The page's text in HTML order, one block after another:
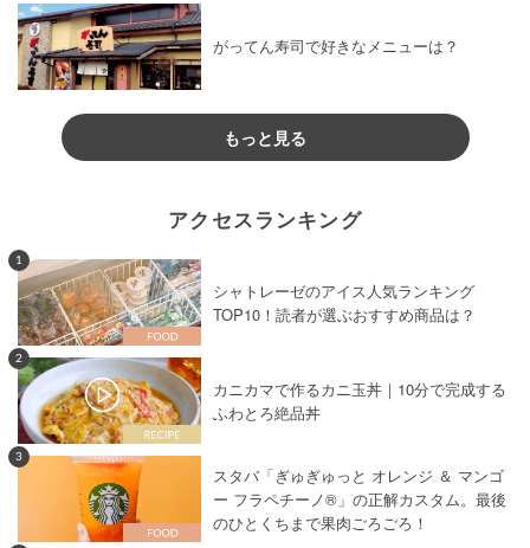
がってん寿司で好きなメニューは？
もっと見る
アクセスランキング
1
シャトレーゼのアイス人気ランキング
TOP10！読者が選ぶおすすめ商品は？
2
カニカマで作るカニ玉丼｜10分で完成する
ふわとろ絶品丼
3
スタバ「ぎゅぎゅっと オレンジ ＆ マンゴ
ー フラペチーノ®」の正解カスタム。最後
のひとくちまで果肉ごろごろ！